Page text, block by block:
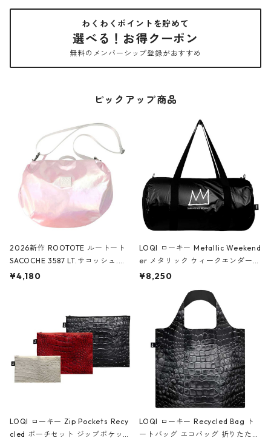
わくわくポイントを貯めて
選べる！お得クーポン
無料のメンバーシップ登録がおすすめ
ピックアップ商品
2026新作 ROOTOTE ルートート
SACOCHE 3587 LT.サコッシュ.ル
ミエ-B ショルダーバッグ グロスピ
¥4,180
LOQI ローキー Metallic Weekend
er メタリック ウィークエンダー
ボストンバッグ ショルダーバッグ
Black ジャン=ミッシェル・バスキ
ア/クラウン ブラック
¥8,250
LOQI ローキー Zip Pockets Recy
cled ポーチセット ジップポケット
LOQI ローキー Recycled Bag ト
ートバッグ エコバッグ 折りたたみ